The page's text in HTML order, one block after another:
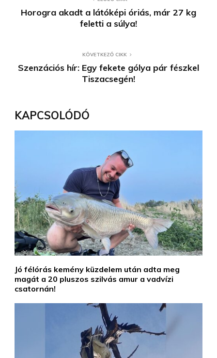
Horogra akadt a látóképi óriás, már 27 kg
feletti a súlya!
KÖVETKEZŐ CIKK
Szenzációs hír: Egy fekete gólya pár fészkel
Tiszacsegén!
KAPCSOLÓDÓ
Jó félórás kemény küzdelem után adta meg
magát a 20 pluszos szilvás amur a vadvízi
csatornán!